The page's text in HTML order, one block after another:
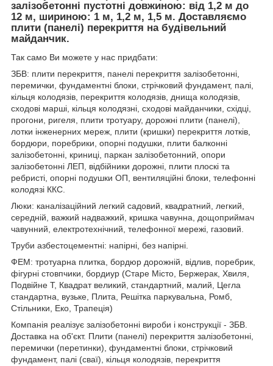
залізобетонні пустотні довжиною: від 1,2 м до
12 м, шириною: 1 м, 1,2 м, 1,5 м. Доставляємо
плити (панелі) перекриття на будівельний
майданчик.
Так само Ви можете у нас придбати:
ЗБВ: плити перекриття, панелі перекриття залізобетонні,
перемички, фундаментні блоки, стрічковий фундамент, палі,
кільця колодязів, перекриття колодязів, днища колодязів,
сходові марші, кільця колодязні, сходові майданчики, східці,
прогони, ригеля, плити тротуару, дорожні плити (панелі),
лотки інженерних мереж, плити (кришки) перекриття лотків,
бордюри, поребрики, опорні подушки, плити балконні
залізобетонні, криниці, паркан залізобетонний, опори
залізобетонні ЛЕП, відбійники дорожні, плити плоскі та
ребристі, опорні подушки ОП, вентиляційні блоки, телефонні
колодязі ККС.
Люки: каналізаційний легкий садовий, квадратний, легкий,
середній, важкий надважкий, кришка чавунна, дощоприймач
чавунний, електротехнічний, телефонної мережі, газовий.
Труби азбестоцементні: напірні, без напірні.
ФЕМ: тротуарна плитка, бордюр дорожній, відлив, поребрик,
фігурні стовпчики, бордиур (Старе Місто, Бержерак, Хвиля,
Подвійне Т, Квадрат великий, стандартний, малий, Цегла
стандартна, вузьке, Плита, Решітка паркувальна, Ромб,
Стільники, Еко, Трапеція)
Компанія реалізує залізобетонні вироби і конструкції - ЗБВ.
Доставка на об'єкт. Плити (панелі) перекриття залізобетонні,
перемички (перетинки), фундаментні блоки, стрічковий
фундамент, палі (сваї), кільця колодязів, перекриття